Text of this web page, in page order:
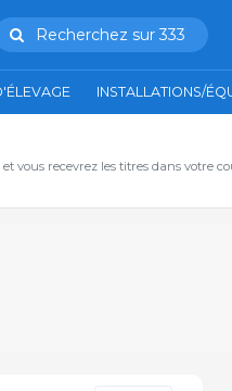
Recherchez sur 333
INSTALLATIONS/
vous recevrez les titres dans votre